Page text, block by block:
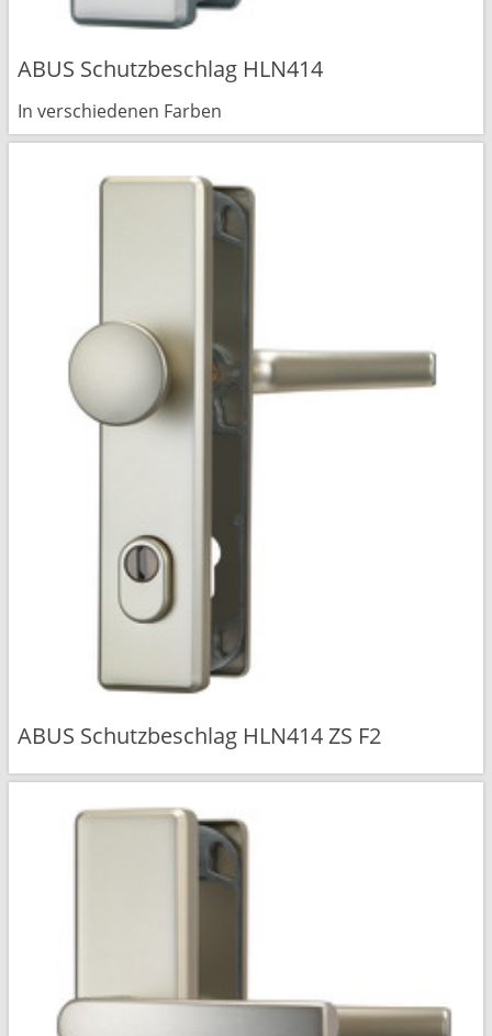
ABUS Schutzbeschlag HLN414
In verschiedenen Farben
ABUS Schutzbeschlag HLN414 ZS F2